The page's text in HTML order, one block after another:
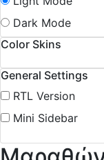
Dark Mode
Color Skins
General Settings
RTL Version
Mini Sidebar